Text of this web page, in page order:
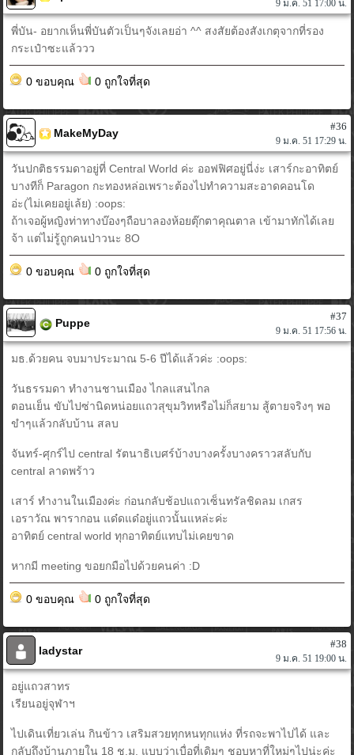
9 ม.ค. 51 17:00 น.
พี่บัน- อยากเห็นพี่บันตัวเป็นๆจังเลยอ่า ^^ สงสัยต้องสังเกตุจากที่รอง
กระเป๋าซะแล้ววว
0 ขอบคุณ 0 ถูกใจที่สุด
MakeMyDay
#36
9 ม.ค. 51 17:29 น.
วันปกติธรรมดาอยู่ที่ Central World ค่ะ ออฟฟิศอยู่นี่ง่ะ เสาร์กะอาทิตย์
บางทีก็ Paragon กะทองหล่อเพราะต้องไปทำความสะอาดคอนโด
อ่ะ(ไม่เคยอยู่เล้ย) :oops:
ถ้าเจอผู้หญิงท่าทางบ๊องๆถือบาลองห้อยตุ๊กตาคุณตาล เข้ามาทักได้เลย
จ้า แต่ไม่รู้ถูกคนป่าวนะ 8O
0 ขอบคุณ 0 ถูกใจที่สุด
Puppe
#37
9 ม.ค. 51 17:56 น.
มธ.ด้วยคน จบมาประมาณ 5-6 ปีได้แล้วค่ะ :oops:
วันธรรมดา ทำงานชานเมือง ไกลแสนไกล
ตอนเย็น ขับไปซ่านิดหน่อยแถวสุขุมวิทหรือไม่ก็สยาม สู้ตายจริงๆ พอ
ขำๆแล้วกลับบ้าน สลบ
จันทร์-ศุกร์ไป central รัตนาธิเบศร์บ้างบางครั้งบางคราวสลับกับ
central ลาดพร้าว
เสาร์ ทำงานในเมืองค่ะ ก่อนกลับช้อปแถวเซ็นทรัลชิดลม เกสร
เอราวัณ พารากอน แด๋ดแด๋อยู่แถวนั้นแหล่ะค่ะ
อาทิตย์ central world ทุกอาทิตย์แทบไม่เคยขาด
หากมี meeting ขอยกมือไปด้วยคนค่า :D
0 ขอบคุณ 0 ถูกใจที่สุด
ladystar
#38
9 ม.ค. 51 19:00 น.
อยู่แถวสาทร
เรียนอยู่จุฬาฯ
ไปเดินเที่ยวเล่น กินข้าว เสริมสวยทุกหนทุกแห่ง ที่รถจะพาไปได้ และ
กลับถึงบ้านภายใน 18 ช.ม. แบบว่าเบื่อที่เดิมๆ ชอบหาที่ใหม่ๆไปน่ะค่ะ